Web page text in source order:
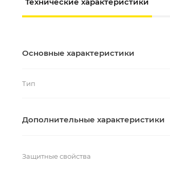
Основные характеристики
Тип
Дополнительные характеристики
Защитные свойства